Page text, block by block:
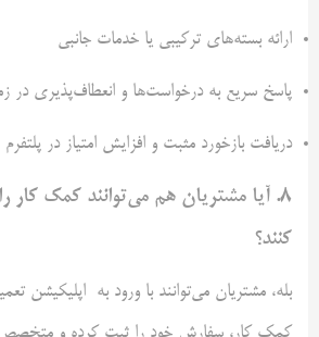
ارائه بسته‌های ترکیبی یا خدمات جانبی
پاسخ سریع به درخواست‌ها و انعطاف‌پذیری در
دریافت بازخورد مثبت و افزایش امتیاز در پلتفرم
8. آیا مشتریان هم می‌توانند کمک‌ کار
کنند؟
بله، مشتریان می‌توانند با ورود به اپلیکیشن